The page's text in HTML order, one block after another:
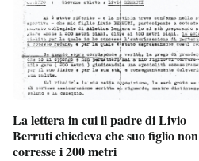
La lettera in cui il padre di Livio
Berruti chiedeva che suo figlio non
corresse i 200 metri